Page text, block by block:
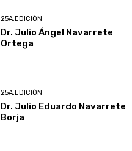
25A.EDICIÓN
Dr. Julio Ángel Navarrete
Ortega
25A.EDICIÓN
Dr. Julio Eduardo Navarrete
Borja